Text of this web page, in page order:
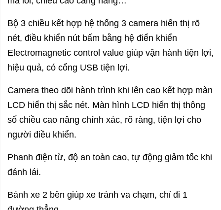
Bộ 3 chiều kết hợp hệ thống 3 camera hiển thị rõ
nét, điều khiển nút bấm bằng hệ điển khiển
Electromagnetic control value giúp vận hành tiện lợi,
hiệu quả, có cổng USB tiện lợi.
Camera theo dõi hành trình khi lên cao kết hợp màn
LCD hiển thị sắc nét. Màn hình LCD hiển thị thông
số chiều cao nâng chính xác, rõ ràng, tiện lợi cho
người điều khiển.
Phanh điện từ, độ an toàn cao, tự động giảm tốc khi
đánh lái.
Bánh xe 2 bên giúp xe tránh va chạm, chỉ đi 1